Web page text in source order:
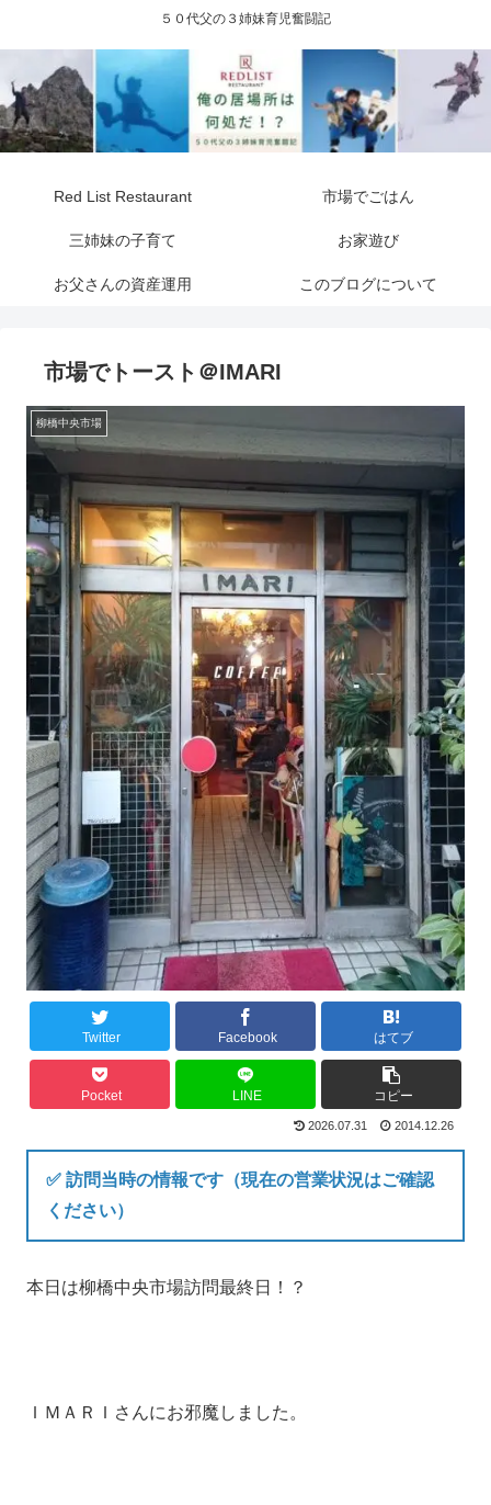
５０代父の３姉妹育児奮闘記
Red List Restaurant 市場でごはん
三姉妹の子育て お家遊び
お父さんの資産運用 このブログについて
市場でトースト＠IMARI
柳橋中央市場
Twitter Facebook はてブ
Pocket LINE コピー
2026.07.31 2014.12.26
✅ 訪問当時の情報です（現在の営業状況はご確認
ください）
本日は柳橋中央市場訪問最終日！？
ＩＭＡＲＩさんにお邪魔しました。